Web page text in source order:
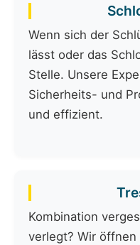
Wenn sich der
lässt oder das
Stelle. Unsere
Sicherheits- und
und effizient.
Kombination
verlegt? Wir